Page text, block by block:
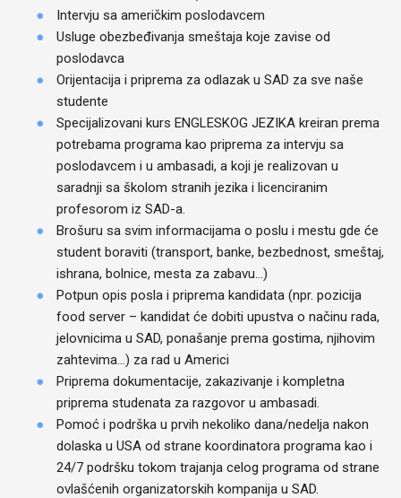
Intervju sa američkim poslodavcem
Usluge obezbeđivanja smeštaja koje zavise od
poslodavca
Orijentacija i priprema za odlazak u SAD za sve naše
studente
Specijalizovani kurs ENGLESKOG JEZIKA kreiran prema
potrebama programa kao priprema za intervju sa
poslodavcem i u ambasadi, a koji je realizovan u
saradnji sa školom stranih jezika i licenciranim
profesorom iz SAD-a.
Brošuru sa svim informacijama o poslu i mestu gde će
student boraviti (transport, banke, bezbednost, smeštaj,
ishrana, bolnice, mesta za zabavu…)
Potpun opis posla i priprema kandidata (npr. pozicija
food server – kandidat će dobiti upustva o načinu rada,
jelovnicima u SAD, ponašanje prema gostima, njihovim
zahtevima…) za rad u Americi
Priprema dokumentacije, zakazivanje i kompletna
priprema studenata za razgovor u ambasadi.
Pomoć i podrška u prvih nekoliko dana/nedelja nakon
dolaska u USA od strane koordinatora programa kao i
24/7 podršku tokom trajanja celog programa od strane
ovlašćenih organizatorskih kompanija u SAD.